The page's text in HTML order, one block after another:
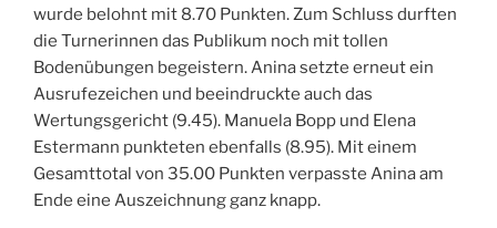
wurde belohnt mit 8.70 Punkten. Zum Schluss durften
die Turnerinnen das Publikum noch mit tollen
Bodenübungen begeistern. Anina setzte erneut ein
Ausrufezeichen und beeindruckte auch das
Wertungsgericht (9.45). Manuela Bopp und Elena
Estermann punkteten ebenfalls (8.95). Mit einem
Gesamttotal von 35.00 Punkten verpasste Anina am
Ende eine Auszeichnung ganz knapp.